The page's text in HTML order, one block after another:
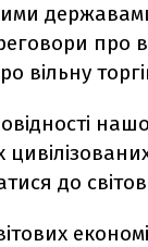
про
вільну
до